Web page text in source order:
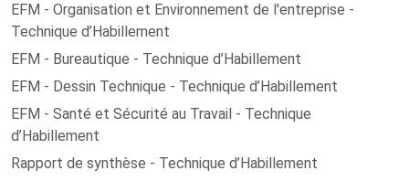
EFM - Organisation et Environnement de l'entreprise -
Technique d’Habillement
EFM - Bureautique - Technique d’Habillement
EFM - Dessin Technique - Technique d’Habillement
EFM - Santé et Sécurité au Travail - Technique
d’Habillement
Rapport de synthèse - Technique d’Habillement